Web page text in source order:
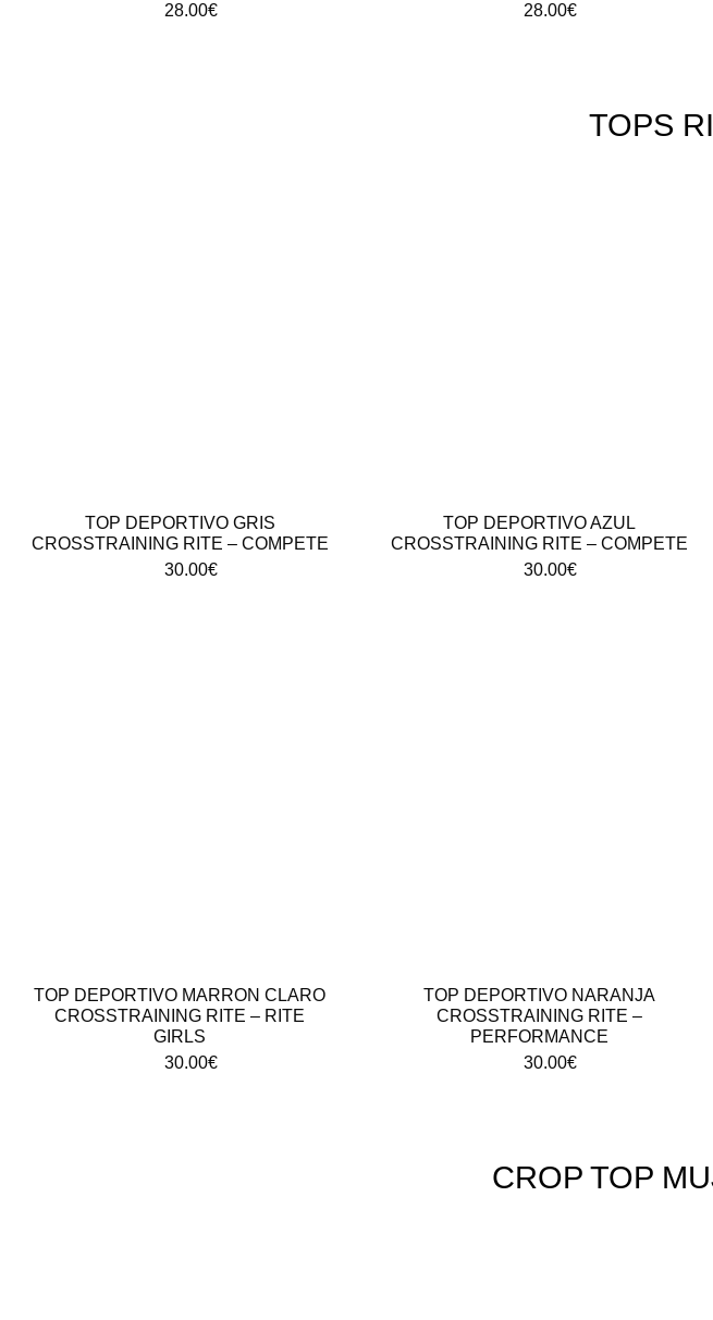
28.00€
28.00€
TOPS
TOP DEPORTIVO GRIS
CROSSTRAINING RITE – COMPETE
30.00€
TOP DEPORTIVO AZUL
CROSSTRAINING RITE – COMPETE
30.00€
TOP DEPORTIVO MARRON CLARO
CROSSTRAINING RITE – RITE
GIRLS
30.00€
TOP DEPORTIVO NARANJA
CROSSTRAINING RITE –
PERFORMANCE
30.00€
CROP TOP